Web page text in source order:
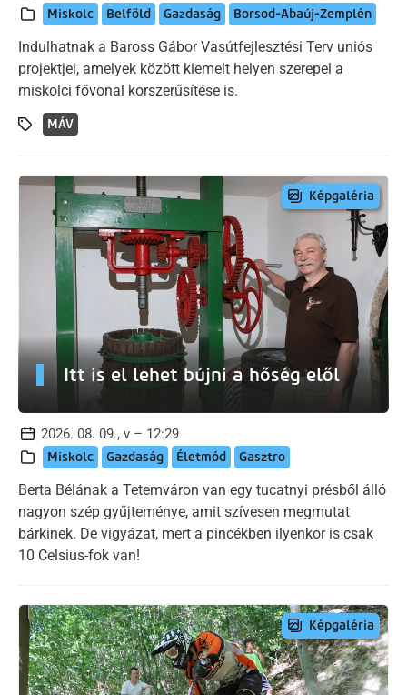
Miskolc Belföld Gazdaság Borsod-Abaúj-Zemplén
Indulhatnak a Baross Gábor Vasútfejlesztési Terv uniós
projektjei, amelyek között kiemelt helyen szerepel a
miskolci fővonal korszerűsítése is.
MÁV
Képgaléria
Itt is el lehet bújni a hőség elől
2026. 08. 09., v – 12:29
Miskolc Gazdaság Életmód Gasztro
Berta Bélának a Tetemváron van egy tucatnyi présből álló
nagyon szép gyűjteménye, amit szívesen megmutat
bárkinek. De vigyázat, mert a pincékben ilyenkor is csak
10 Celsius-fok van!
Képgaléria